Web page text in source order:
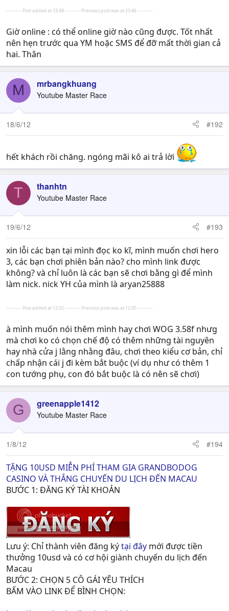
---------- Post added at 23:48 ---------- Previous post was at 23:46 ----------
Giờ online : có thể online giờ nào cũng được. Tốt nhất
nên hẹn trước qua YM hoặc SMS để đỡ mất thời gian cả
hai. Thân
M mrbangkhuang
Youtube Master Race
18/6/12 #192
hết khách rồi chăng. ngóng mãi kô ai trả lời
T thanhtn
Youtube Master Race
19/6/12 #193
xin lỗi các bạn tại mình đọc ko kĩ, mình muốn chơi hero
3, các bạn chơi phiên bản nào? cho mình link được
không? và chỉ luôn là các bạn sẽ chơi bằng gì để mình
làm nick. nick YH của mình là aryan25888
---------- Post added at 12:02 ---------- Previous post was at 12:00 ----------
à mình muốn nói thêm mình hay chơi WOG 3.58f nhưg
mà chơi ko có chọn chế độ có thêm những tài nguyên
hay nhà cửa j lằng nhằng đâu, chơi theo kiểu cơ bản, chỉ
chấp nhận cái j đi kèm bắt buộc (ví dụ như có thêm 1
con tướng phụ, con đó bắt buộc là có nên sẽ chơi)
G greenapple1412
Youtube Master Race
1/8/12 #194
TẶNG 10USD MIỄN PHÍ THAM GIA GRANDBODOG
CASINO VÀ THẮNG CHUYẾN DU LỊCH ĐẾN MACAU
BƯỚC 1: ĐĂNG KÝ TÀI KHOẢN
Lưu ý: Chỉ thành viên đăng kýtại đây mới được tiền
thưởng 10usd và có cơ hội giành chuyến du lịch đến
Macau
BƯỚC 2: CHỌN 5 CÔ GÁI YÊU THÍCH
BẤM VÀO LINK ĐỂ BÌNH CHỌN: